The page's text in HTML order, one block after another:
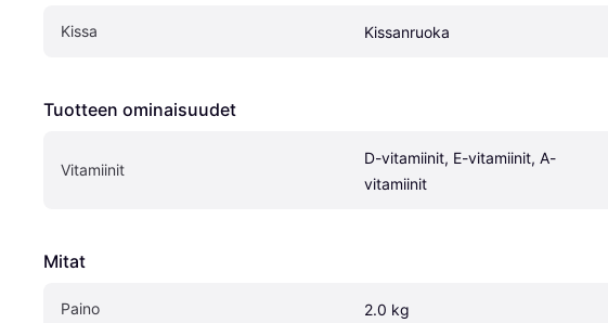
Kissa Kissanruoka
Tuotteen ominaisuudet
Vitamiinit
D-vitamiinit, E-vitamiinit, A-
vitamiinit
Mitat
Paino 2.0 kg